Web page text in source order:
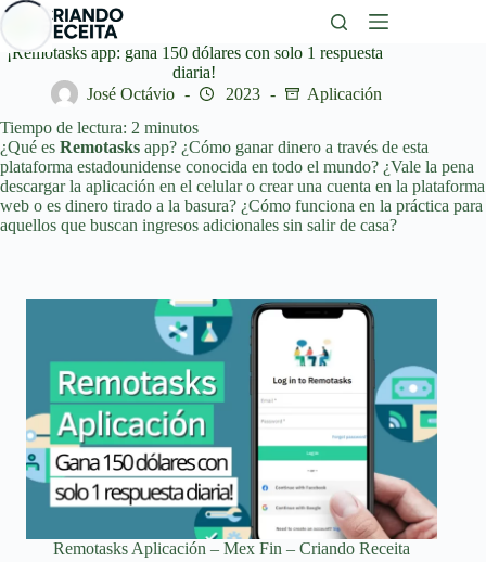
Saltar
contenido
¡Remotasks app: gana 150 dólares con solo 1 respuesta
diaria!
José Octávio
2023
Aplicación
Tiempo de lectura: 2 minutos
¿Qué es Remotasks app? ¿Cómo ganar dinero a través de esta
plataforma estadounidense conocida en todo el mundo? ¿Vale la pena
descargar la aplicación en el celular o crear una cuenta en la plataforma
web o es dinero tirado a la basura? ¿Cómo funciona en la práctica para
aquellos que buscan ingresos adicionales sin salir de casa?
Remotasks Aplicación – Mex Fin – Criando Receita